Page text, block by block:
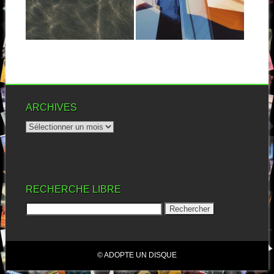
d’expérimentations noisy...
Allez,...
▶
ARCHIVES
RECHERCHE LIBRE
© ADOPTE UN DISQUE